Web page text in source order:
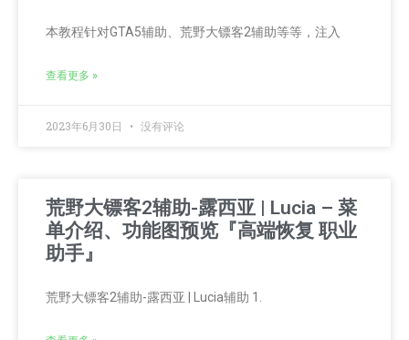
本教程针对GTA5辅助、荒野大镖客2辅助等等，注入
查看更多 »
2023年6月30日 没有评论
荒野大镖客2辅助-露西亚 | Lucia – 菜
单介绍、功能图预览『高端恢复 职业
助手』
荒野大镖客2辅助-露西亚 | Lucia辅助 1.